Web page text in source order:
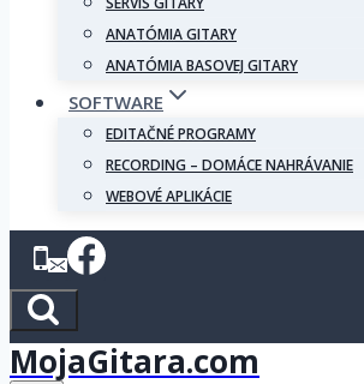
ANATÓMIA GITARY
ANATÓMIA BASOVEJ GITARY
SOFTWARE
EDITAČNÉ PROGRAMY
RECORDING – DOMÁCE NAHRÁVANIE
WEBOVÉ APLIKÁCIE
MojaGitara.com